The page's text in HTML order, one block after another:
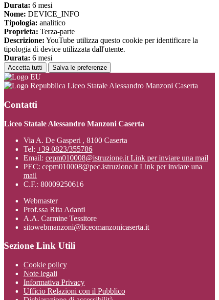
Durata: 6 mesi
Nome: DEVICE_INFO
Tipologia: analitico
Proprieta: Terza-parte
Descrizione: YouTube utilizza questo cookie per identificare la
tipologia di device utilizzata dall'utente.
Durata: 6 mesi
Accetta tutti Salva le preferenze
Liceo Statale Alessandro Manzoni Caserta
Contatti
Liceo Statale Alessandro Manzoni Caserta
Via A. De Gasperi , 8100 Caserta
Tel: +39 0823/355786
Email: cepm010008@istruzione.it Link per inviare una mail
PEC: cepm010008@pec.istruzione.it Link per inviare una
mail
C.F.: 80009250616
Webmaster
Prof.ssa Rita Adanti
A.A. Carmine Tessitore
sitowebmanzoni@liceomanzonicaserta.it
Sezione Link Utili
Cookie policy
Note legali
Informativa Privacy
Ufficio Relazioni con il Pubblico